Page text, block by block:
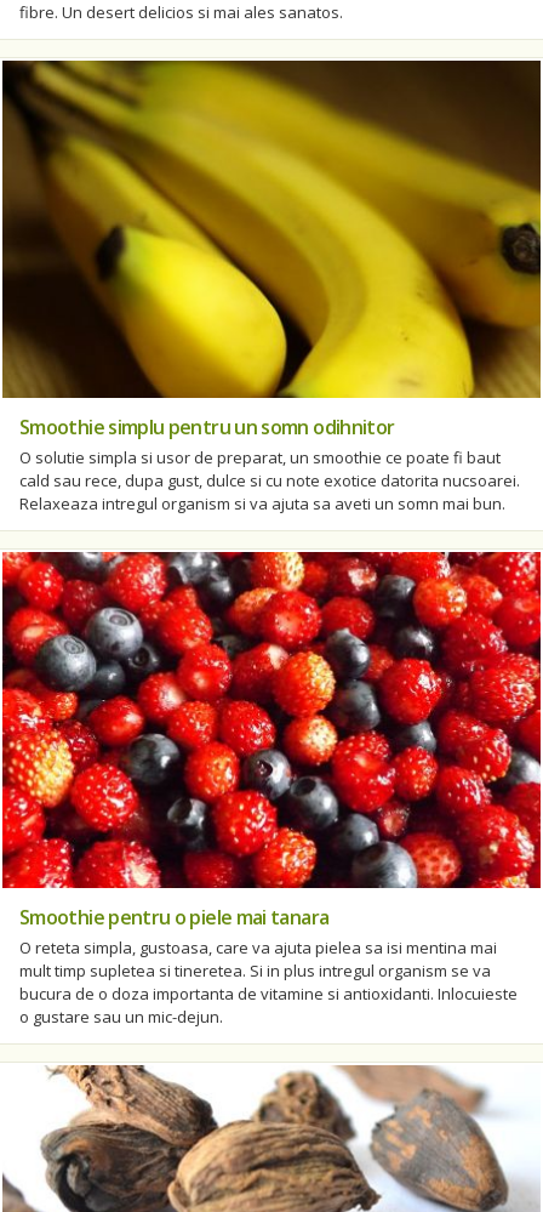
fibre. Un desert delicios si mai ales sanatos.
Smoothie simplu pentru un somn odihnitor
O solutie simpla si usor de preparat, un smoothie ce poate fi baut
cald sau rece, dupa gust, dulce si cu note exotice datorita nucsoarei.
Relaxeaza intregul organism si va ajuta sa aveti un somn mai bun.
Smoothie pentru o piele mai tanara
O reteta simpla, gustoasa, care va ajuta pielea sa isi mentina mai
mult timp supletea si tineretea. Si in plus intregul organism se va
bucura de o doza importanta de vitamine si antioxidanti. Inlocuieste
o gustare sau un mic-dejun.